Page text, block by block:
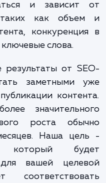
для сайта, написание
описаний
свяжитесь с нами.